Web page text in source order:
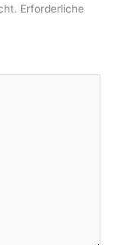
Erforderliche